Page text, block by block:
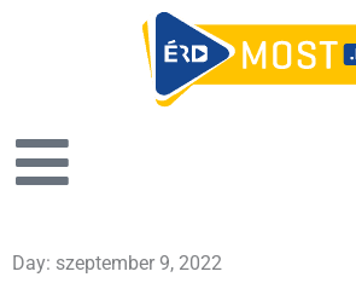
Day: szeptember 9, 2022